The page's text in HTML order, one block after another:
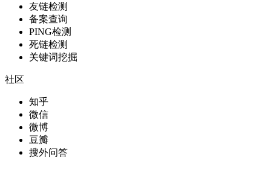
友链检测
备案查询
PING检测
死链检测
关键词挖掘
社区
知乎
微信
微博
豆瓣
搜外问答